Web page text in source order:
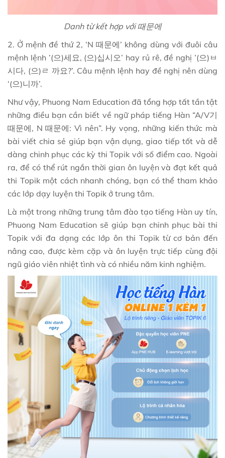
Danh từ kết hợp với 때문에
2. Ở mệnh đề thứ 2, ‘N 때문에’ không dùng với đuôi câu
mệnh lệnh ’(으)세요, (으)십시오’ hay rủ rê, đề nghị ’(으)ㅂ
시다, (으)ㄹ 까요?’. Câu mệnh lệnh hay đề nghị nên dùng
‘(으)니까’.
Như vậy, Phuong Nam Education đã tổng hợp tất tần tật
những điều bạn cần biết về ngữ pháp tiếng Hàn “A/V기
때문에, N 때문에: Vì nên”. Hy vọng, những kiến thức mà
bài viết chia sẻ giúp bạn vận dụng, giao tiếp tốt và dễ
dàng chinh phục các kỳ thi Topik với số điểm cao. Ngoài
ra, để có thể rút ngắn thời gian ôn luyện và đạt kết quả
thi Topik một cách nhanh chóng, bạn có thể tham khảo
các lớp dạy luyện thi Topik ở trung tâm.
Là một trong những trung tâm đào tạo tiếng Hàn uy tín,
Phuong Nam Education sẽ giúp bạn chinh phục bài thi
Topik với đa dạng các lớp ôn thi Topik từ cơ bản đến
nâng cao, được kèm cặp và ôn luyện trực tiếp cùng đội
ngũ giáo viên nhiệt tình và có nhiều năm kinh nghiệm.